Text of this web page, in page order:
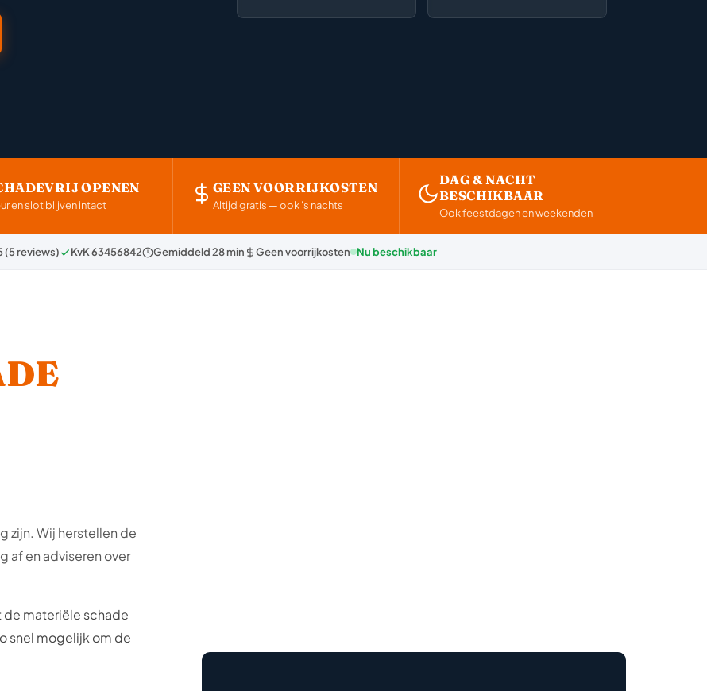
OPENEN
en slot blijven intact
GEEN VOORRIJKOSTEN
Altijd gratis — ook 's nachts
DAG & NACHT
BESCHIKBAAR
Ook feestdagen en weekenden
(5 reviews) KvK 63456842 Gemiddeld 28 min Geen voorrijkosten Nu beschikbaar
zijn. Wij herstellen de
af en adviseren over
de materiële schade
snel mogelijk om de